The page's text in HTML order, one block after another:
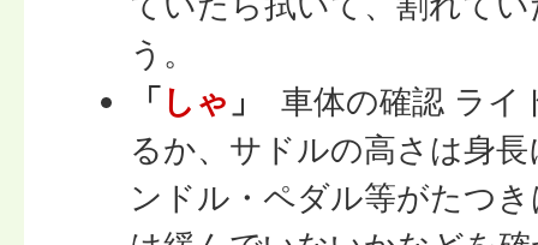
う。
「 しゃ 」
車体の確認 ライ
るか、サドルの高さは身
ンドル・ペダル等がたつ